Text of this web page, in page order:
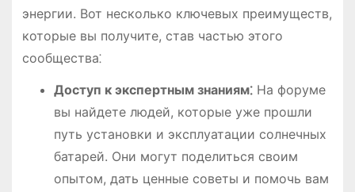
энергии. Вот несколько ключевых преимуществ,
которые вы получите, став частью этого
сообщества⁚
Доступ к экспертным знаниям⁚На форуме
вы найдете людей, которые уже прошли
путь установки и эксплуатации солнечных
батарей. Они могут поделиться своим
опытом, дать ценные советы и помочь вам